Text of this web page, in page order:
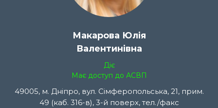
Макарова Юлія
Валентинівна
Діє
Має доступ до АСВП
49005, м. Дніпро, вул. Сімферопольська, 21, прим.
49 (каб. 316-в), 3-й поверх, тел./факс